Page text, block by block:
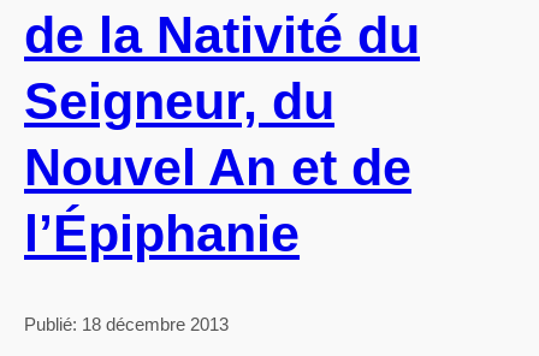
de la Nativité du
Seigneur, du
Nouvel An et de
l’Épiphanie
Publié: 18 décembre 2013